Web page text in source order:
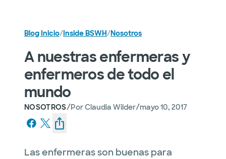
Blog Inicio/Inside BSWH/Nosotros
A nuestras enfermeras y
enfermeros de todo el
mundo
NOSOTROS/PorClaudia Wilder/mayo 10, 2017
Las enfermeras son buenas para